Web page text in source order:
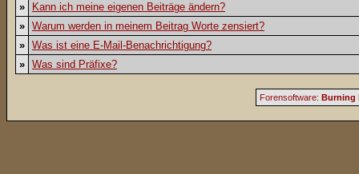
»
Kann ich meine eigenen Beiträge ändern?
» Warum werden in meinem Beitrag Worte zensiert?
» Was ist eine E-Mail-Benachrichtigung?
» Was sind Präfixe?
Forensoftware: Burning